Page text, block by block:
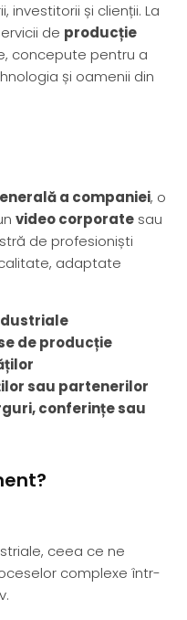
investitorii și clienții. La
de producție
concepute pentru a
și oamenii din
a companiei, o
video corporate sau
de profesioniști
adaptate
de producție
sau partenerilor
conferințe sau
ceea ce ne
complexe într-